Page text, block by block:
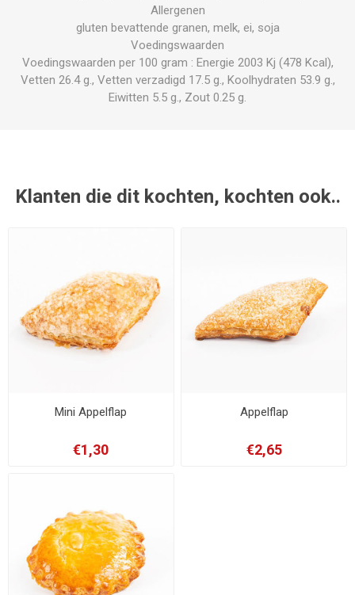
Allergenen
gluten bevattende granen, melk, ei, soja
Voedingswaarden
Voedingswaarden per 100 gram : Energie 2003 Kj (478 Kcal),
Vetten 26.4 g., Vetten verzadigd 17.5 g., Koolhydraten 53.9 g.,
Eiwitten 5.5 g., Zout 0.25 g.
Klanten die dit kochten, kochten ook..
Mini Appelflap
€1,30
Appelflap
€2,65